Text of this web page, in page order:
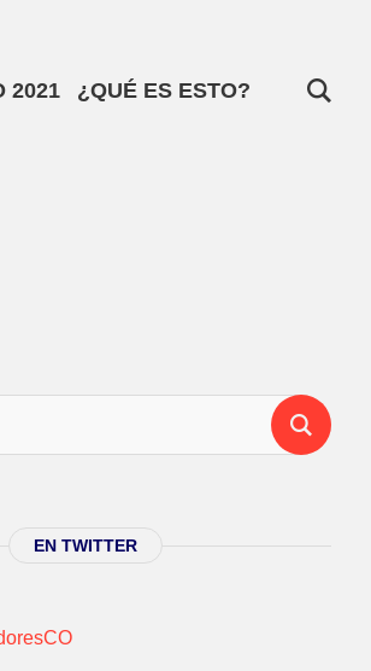
2021 ¿QUÉ ES ESTO?
EN TWITTER